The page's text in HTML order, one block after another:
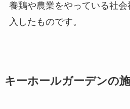
養鶏や農業をやっている社
入したものです。
キーホールガーデンの